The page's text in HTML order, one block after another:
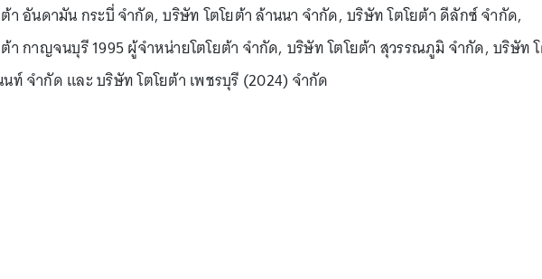
า อันดามัน กระบี่ จำกัด, บริษัท โตโยต้า ล้านนา จำกัด, บริษัท โตโยต้า ดีลักซ์ จำกัด,
า กาญจนบุรี 1995 ผู้จำหน่ายโตโยต้า จำกัด, บริษัท โตโยต้า สุวรรณภูมิ จำกัด, บริษัท
ท์ จำกัด และ บริษัท โตโยต้า เพชรบุรี (2024) จำกัด